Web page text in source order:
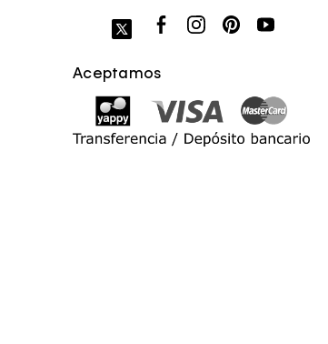
Aceptamos